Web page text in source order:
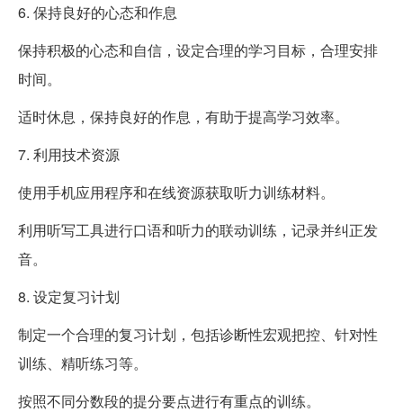
6. 保持良好的心态和作息
保持积极的心态和自信，设定合理的学习目标，合理安排
时间。
适时休息，保持良好的作息，有助于提高学习效率。
7. 利用技术资源
使用手机应用程序和在线资源获取听力训练材料。
利用听写工具进行口语和听力的联动训练，记录并纠正发
音。
8. 设定复习计划
制定一个合理的复习计划，包括诊断性宏观把控、针对性
训练、精听练习等。
按照不同分数段的提分要点进行有重点的训练。